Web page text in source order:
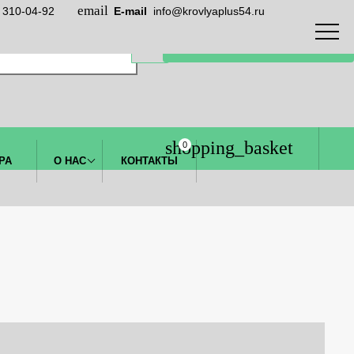
04-92 E-mail info@krovlyaplus54.ru
О НАС КОНТАКТЫ
0